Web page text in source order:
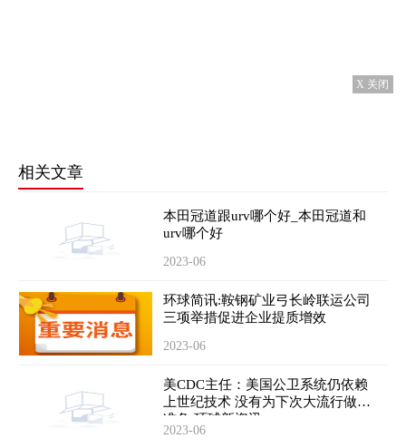
X 关闭
相关文章
本田冠道跟urv哪个好_本田冠道和
urv哪个好
2023-06
环球简讯:鞍钢矿业弓长岭联运公司
三项举措促进企业提质增效
2023-06
美CDC主任：美国公卫系统仍依赖
上世纪技术 没有为下次大流行做好
准备 环球新资讯
2023-06